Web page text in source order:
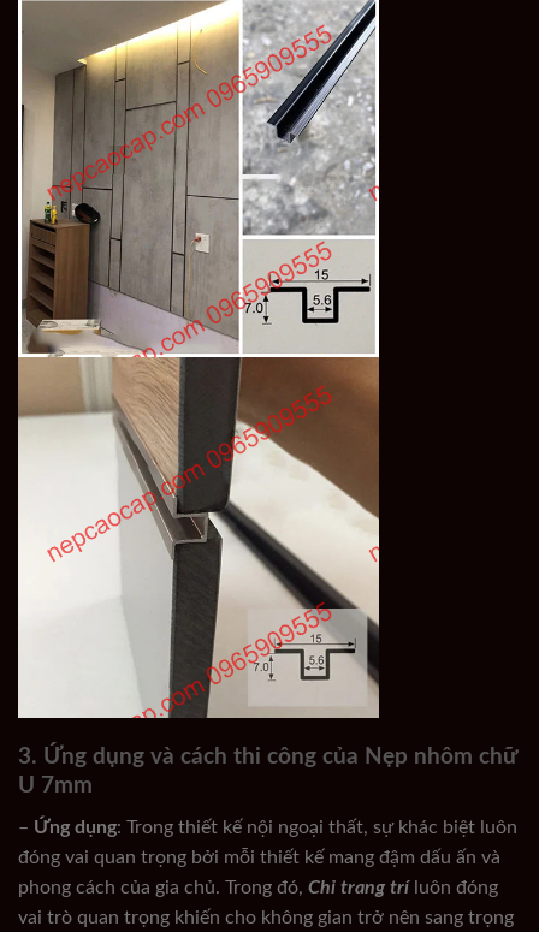
3. Ứng dụng và cách thi công của Nẹp nhôm chữ
U 7mm
– Ứng dụng: Trong thiết kế nội ngoại thất, sự khác biệt luôn
đóng vai quan trọng bởi mỗi thiết kế mang đậm dấu ấn và
phong cách của gia chủ. Trong đó, Chỉ trang tríluôn đóng
vai trò quan trọng khiến cho không gian trở nên sang trọng